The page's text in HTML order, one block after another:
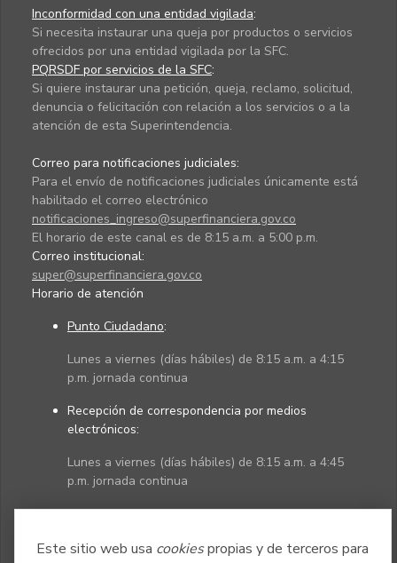
Este sitio web usa cookiespropias y de terceros para
Inconformidad con una entidad vigilada:
Si necesita instaurar una queja por productos o servicios
ofrecidos por una entidad vigilada por la SFC.
PQRSDF por servicios de la SFC:
Si quiere instaurar una petición, queja, reclamo, solicitud,
denuncia o felicitación con relación a los servicios o a la
atención de esta Superintendencia.
Correo para notificaciones judiciales:
Para el envío de notificaciones judiciales únicamente está
habilitado el correo electrónico
notificaciones_ingreso@superfinanciera.gov.co
El horario de este canal es de 8:15 a.m. a 5:00 p.m.
Correo institucional:
super@superfinanciera.gov.co
Horario de atención
Punto Ciudadano:
Lunes a viernes (días hábiles) de 8:15 a.m. a 4:15
p.m. jornada continua
Recepción de correspondencia por medios
electrónicos:
Lunes a viernes (días hábiles) de 8:15 a.m. a 4:45
p.m. jornada continua